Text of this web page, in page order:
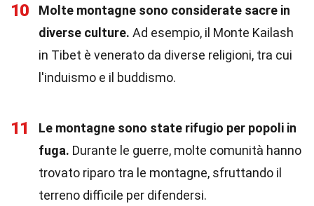
10
Molte montagne sono considerate sacre in
diverse culture. Ad esempio, il Monte Kailash
in Tibet è venerato da diverse religioni, tra cui
l'induismo e il buddismo.
11
Le montagne sono state rifugio per popoli in
fuga. Durante le guerre, molte comunità hanno
trovato riparo tra le montagne, sfruttando il
terreno difficile per difendersi.